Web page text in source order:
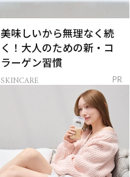
美味しいから無理なく続
く！大人のための新・コ
ラーゲン習慣
SKINCARE PR